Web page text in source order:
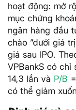
hoạt động: mở
mục chứng
ngân hàng đầu
chào “dưới giá
giá sau IPO.
VPBankS có chỉ
14,3 lần và P/B
có thể giảm